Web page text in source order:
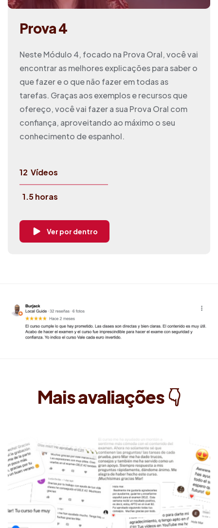
Prova 4
Neste Módulo 4, focado na Prova Oral, você vai
encontrar as melhores explicações para saber o
que fazer e o que não fazer em todas as
tarefas. Graças aos exemplos e recursos que
ofereço, você vai fazer a sua Prova Oral com
confiança, aproveitando ao máximo o seu
conhecimento de espanhol.
12 Vídeos
1.5 horas
Ver por dentro
Mais avaliações 👇